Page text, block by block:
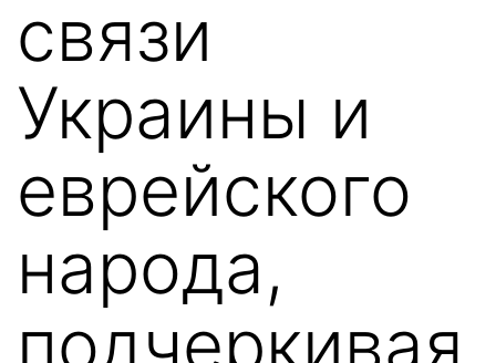
связи
Украины и
еврейского
народа,
подчеркивая